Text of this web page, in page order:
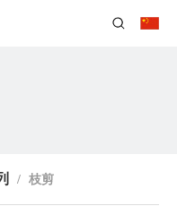
/ 枝剪